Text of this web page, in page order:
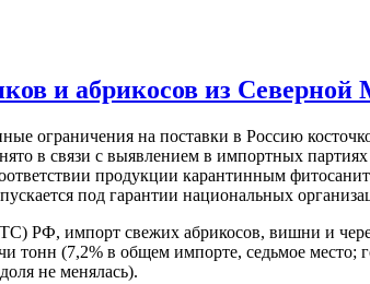
и абрикосов из
ограничения на поставки в Россию
в связи с выявлением в импортных
продукции карантинным
под гарантии национальных
импорт свежих абрикосов, вишни и
тонн (7,2% в общем импорте, седьмое место;
не менялась).